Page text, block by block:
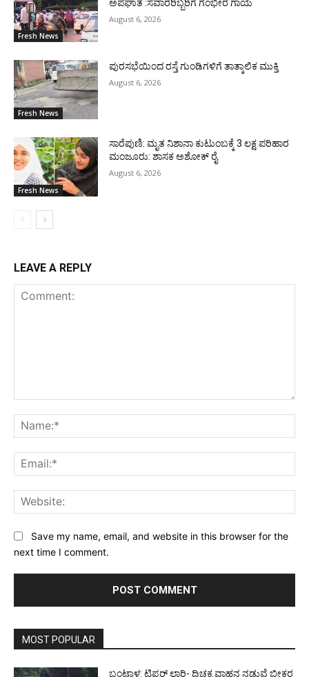
Fresh News
ಅಪಘಾತ :ಸವಾರರಿಬ್ಬರಿಗೆ ಗಂಭೀರ ಗಾಯ
August 6, 2026
Fresh News
ಪುರಸಭೆಯಿಂದ ರಸ್ತೆ ಗುಂಡಿಗಳಿಗೆ ತಾತ್ಕಾಲಿಕ ಮುಕ್ತಿ
August 6, 2026
Fresh News
ಸಾರೆಪುಣಿ: ಮೃತ ನಿಶಾನಾ ಕುಟುಂಬಕ್ಕೆ 3 ಲಕ್ಷ ಪರಿಹಾರ
ಮಂಜೂರು: ಶಾಸಕ ಅಶೋಕ್ ರೈ
August 6, 2026
LEAVE A REPLY
Save my name, email, and website in this browser for the
next time I comment.
MOST POPULAR
ಬಂಟ್ವಾಳ: ಟಿಪ್ಪರ್ ಲಾರಿ- ದ್ವಿಚಕ್ರ ವಾಹನ ನಡುವೆ ಭೀಕರ